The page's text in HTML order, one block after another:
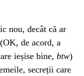
nou, decât că ar
de acord, a
ieșise bine, btw)
secreții care